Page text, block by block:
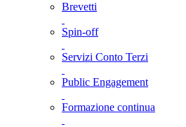
Brevetti
Spin-off
Servizi Conto Terzi
Public Engagement
Formazione continua